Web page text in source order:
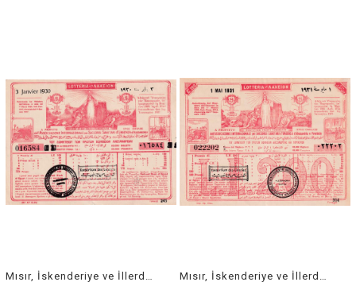
Mısır, İskenderiye ve İllerdeki Uluslararası Acil Tıbbi Yardım Derneği Piyango Bileti, 3 Ocak 1930 Mısır, İskenderiye ve İllerdeki Uluslararası Acil Tıbbi Yardım Derneği Piyango Bileti, 1 Mayıs 1931